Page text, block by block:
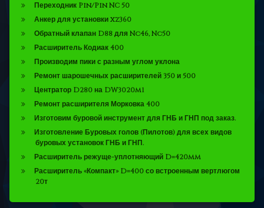
Переходник Pin/Pin NC 50
Анкер для установки xz360
Обратный клапан D88 для Nc46, Nc50
Расширитель Кодиак 400
Производим пики с разным углом уклона
Ремонт шарошечных расширителей 350 и 500
Центратор D280 на DW3020m1
Ремонт расширителя Морковка 400
Изготовим буровой инструмент для ГНБ и ГНП под заказ.
Изготовление Буровых голов (Пилотов) для всех видов
буровых установок ГНБ и ГНП.
Расширитель режуще-уплотняющий D=420mm
Расширитель «Компакт» D=400 со встроенным вертлюгом
20т